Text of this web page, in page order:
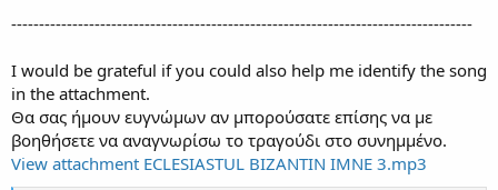
-----------------------------------------------------------------------------------
I would be grateful if you could also help me identify the song
in the attachment.
Θα σας ήμουν ευγνώμων αν μπορούσατε επίσης να με
βοηθήσετε να αναγνωρίσω το τραγούδι στο συνημμένο.
View attachment ECLESIASTUL BIZANTIN IMNE 3.mp3